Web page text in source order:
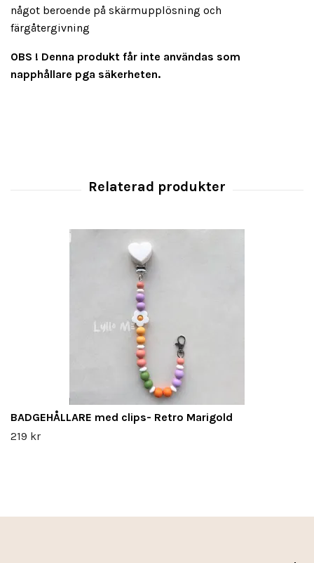
något beroende på skärmupplösning och
färgåtergivning
OBS ! Denna produkt får inte användas som
napphållare pga säkerheten.
BADGEHÅLLARE med clips- Retro Marigold
219 kr